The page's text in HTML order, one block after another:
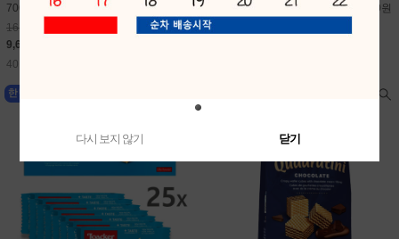
700미니펭귄비눗방울(24개) 1개 400원
16,800원
9,600원
40원 적립
700미니문어비눗방울(24개) 1개 400원
16,800원
다시 보지 않기 닫기